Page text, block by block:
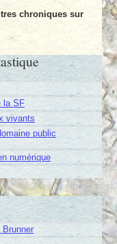
chroniques sur
la SF
vivants
public
numérique
Brunner